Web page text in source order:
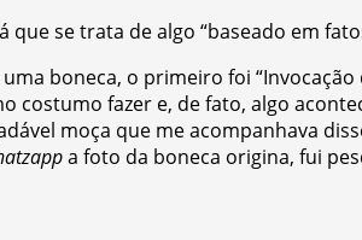
se trata de algo “baseado em
boneca, o primeiro foi “Invocação
fazer e, de fato, algo
moça que me acompanhava
a foto da boneca origina, fui